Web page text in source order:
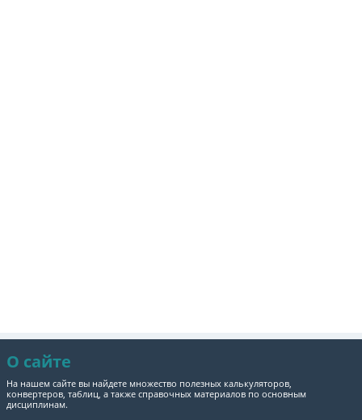
О сайте
На нашем сайте вы найдете множество полезных калькуляторов,
конвертеров, таблиц, а также справочных материалов по основным
дисциплинам.